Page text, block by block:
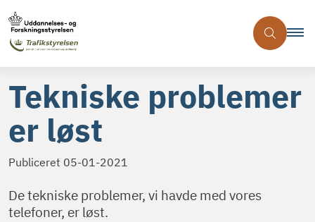
Tekniske problemer
er løst
Publiceret 05-01-2021
De tekniske problemer, vi havde med vores
telefoner, er løst.